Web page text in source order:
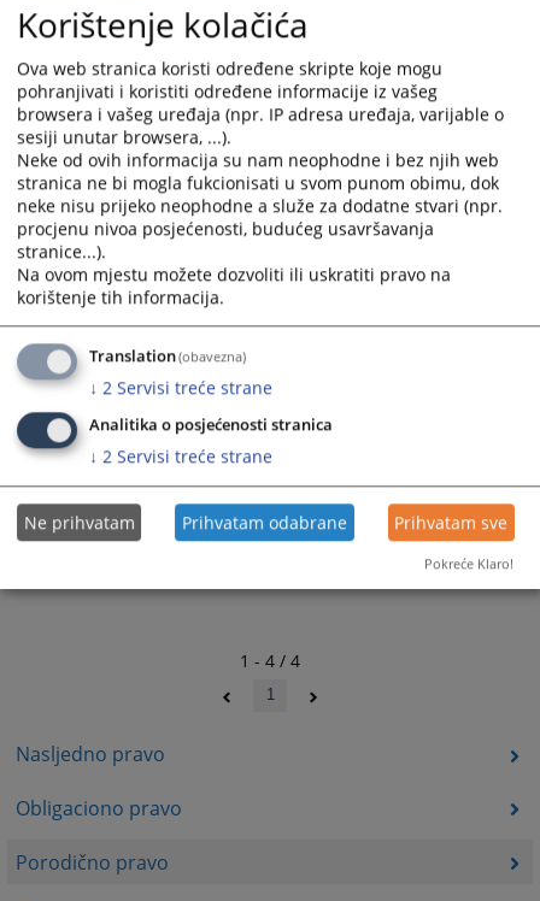
Nasljedno pravo
Obligaciono pravo
Porodično pravo
the
keyboard
shortcuts
for
changing
dates.
the
keyboard
shortcuts
for
changing
dates.
1 - 4 / 4
1
Korištenje kolačića
Ova web stranica koristi određene skripte koje mogu
pohranjivati i koristiti određene informacije iz vašeg
browsera i vašeg uređaja (npr. IP adresa uređaja, varijable o
sesiji unutar browsera, ...).
Neke od ovih informacija su nam neophodne i bez njih web
stranica ne bi mogla fukcionisati u svom punom obimu, dok
neke nisu prijeko neophodne a služe za dodatne stvari (npr.
procjenu nivoa posjećenosti, budućeg usavršavanja
stranice...).
Na ovom mjestu možete dozvoliti ili uskratiti pravo na
korištenje tih informacija.
Translation(obavezna)
↓ 2 Servisi treće strane
Analitika o posjećenosti stranica
↓ 2 Servisi treće strane
Ne prihvatam Prihvatam odabrane Prihvatam sve
Pokreće Klaro!